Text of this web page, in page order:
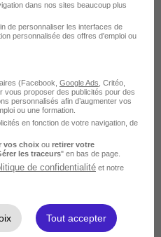
dans nos sites beaucoup plus
de personnaliser les interfaces de
personnalisée des offres d'emploi ou
(Facebook, Google Ads , Critéo,
vous proposer des publicités pour des
personnalisés afin d’augmenter vos
ou une formation.
en fonction de votre navigation, de
vos choix ou retirer votre
les traceurs" en bas de page.
de confidentialité et notre
Tout accepter